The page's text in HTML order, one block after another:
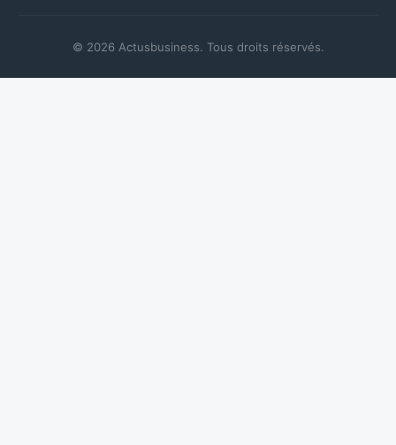
© 2026 Actusbusiness. Tous droits réservés.